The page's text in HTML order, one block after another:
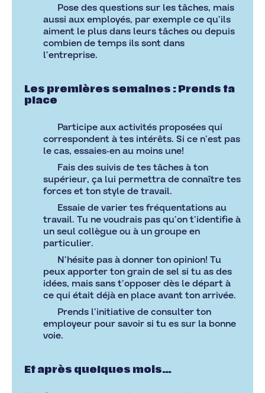
Pose des questions sur les tâches, mais
aussi aux employés, par exemple ce qu’ils
aiment le plus dans leurs tâches ou depuis
combien de temps ils sont dans
l’entreprise.
Les premières semaines : Prends ta
place
Participe aux activités proposées qui
correspondent à tes intérêts. Si ce n’est pas
le cas, essaies-en au moins une!
Fais des suivis de tes tâches à ton
supérieur, ça lui permettra de connaître tes
forces et ton style de travail.
Essaie de varier tes fréquentations au
travail. Tu ne voudrais pas qu’on t’identifie à
un seul collègue ou à un groupe en
particulier.
N’hésite pas à donner ton opinion! Tu
peux apporter ton grain de sel si tu as des
idées, mais sans t’opposer dès le départ à
ce qui était déjà en place avant ton arrivée.
Prends l’initiative de consulter ton
employeur pour savoir si tu es sur la bonne
voie.
Et après quelques mois…